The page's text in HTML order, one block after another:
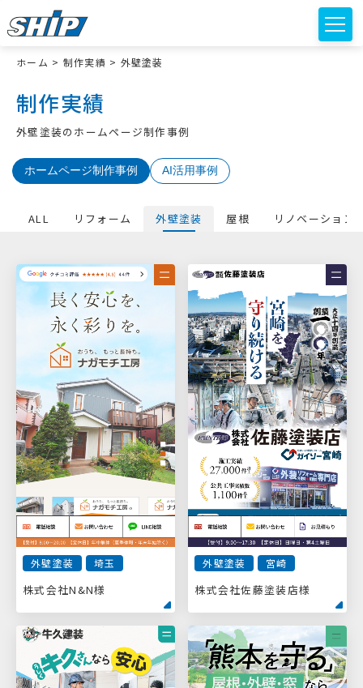
ホーム > 制作実績 > 外壁塗装
制作実績
外壁塗装のホームページ制作事例
ホームページ制作事例 AI活用事例
ALL リフォーム 外壁塗装 屋根 リノベーション
外壁塗装 埼玉
株式会社N&N様
外壁塗装 宮崎
株式会社佐藤塗装店様